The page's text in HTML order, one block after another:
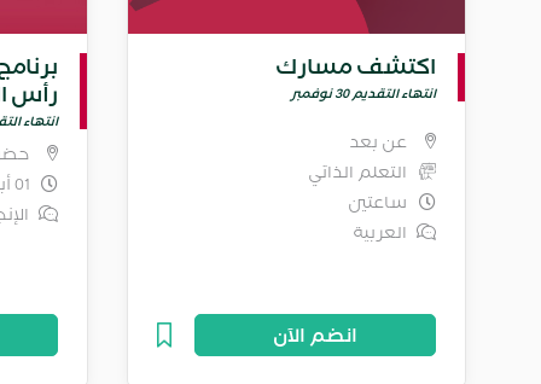
اكتشف مسارك
انتهاء التقديم 30 نوفمبر
عن بعد
التعلم الذاتي
ساعتين
العربية
انضم الآن
رأس
انتهاء التقديم
01 أبريل - 31 ديسمبر 2026